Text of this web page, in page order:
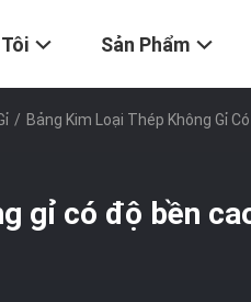
Sản Phẩm
/ Bảng Kim Loại Thép Không Gỉ
gỉ có độ bền